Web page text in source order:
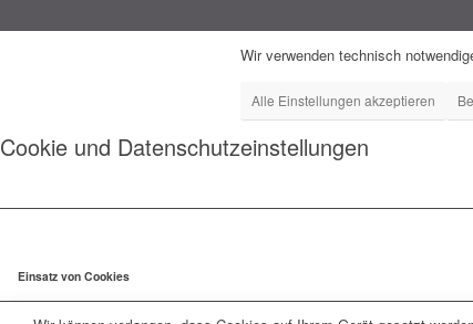
Wir verwenden technisch
Alle Einstellungen akzeptieren
Cookie und Datenschutzeinstellungen
Einsatz von Cookies